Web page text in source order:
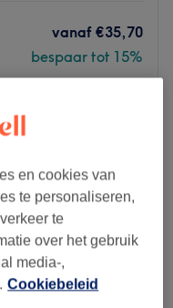
vanaf €35,70
bespaar tot 15%
09:00–18:30
09:00–18:30
09:00
09:00–18:30
Gesloten
en cookies van
te personaliseren,
te
over het gebruik
media-,
Cookiebeleid